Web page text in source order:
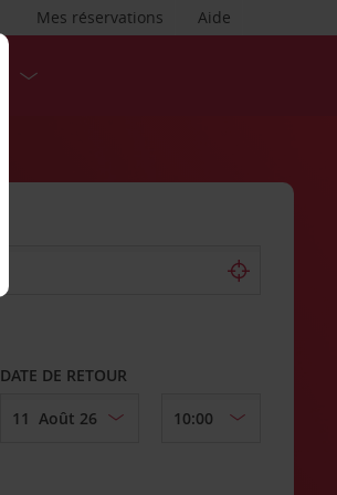
Aide
Mes réservations
DATE DE RETOUR